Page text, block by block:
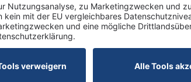
Wiegmann Klinik
Pflege und Wohnen Mariendorf